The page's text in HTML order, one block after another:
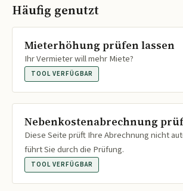
Häufig genutzt
Mieterhöhung prüfen lassen
Ihr Vermieter will mehr Miete?
TOOL VERFÜGBAR
Nebenkostenabrechnung
Diese Seite prüft Ihre Abrechnung nicht
führt Sie durch die Prüfung.
TOOL VERFÜGBAR